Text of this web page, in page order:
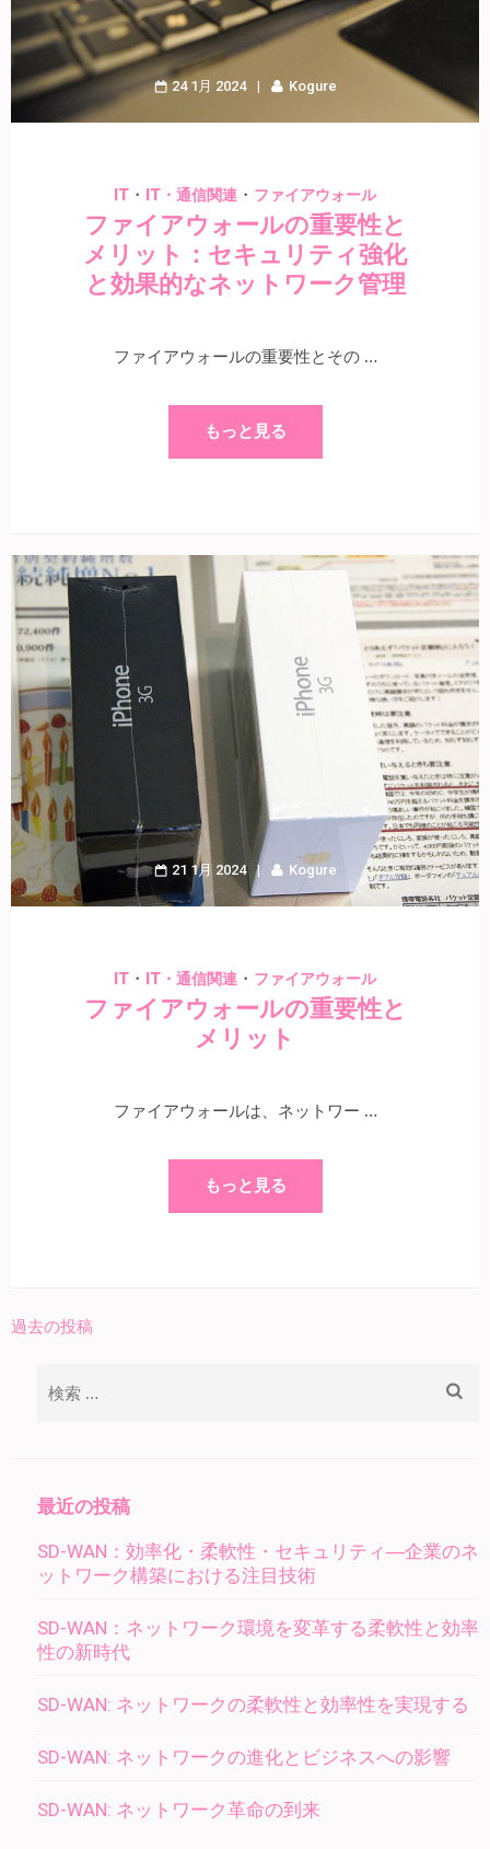
24 1月 2024 Kogure
IT ・ IT・通信関連 ・ ファイアウォール
ファイアウォールの重要性と
メリット：セキュリティ強化
と効果的なネットワーク管理
ファイアウォールの重要性とその …
もっと見る
21 1月 2024 Kogure
IT ・ IT・通信関連 ・ ファイアウォール
ファイアウォールの重要性と
メリット
ファイアウォールは、ネットワー …
もっと見る
過去の投稿
最近の投稿
SD-WAN：効率化・柔軟性・セキュリティ―企業のネ
ットワーク構築における注目技術
SD-WAN：ネットワーク環境を変革する柔軟性と効率
性の新時代
SD-WAN: ネットワークの柔軟性と効率性を実現する
SD-WAN: ネットワークの進化とビジネスへの影響
SD-WAN: ネットワーク革命の到来